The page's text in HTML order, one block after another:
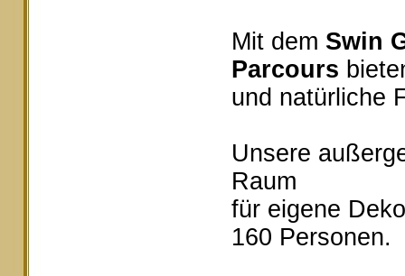
Mit dem Swin
Parcours
und natürliche
Unsere
Raum
für eigene
160 Personen.